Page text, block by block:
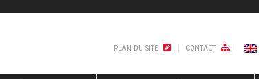
PLAN DU SITE CONTACT